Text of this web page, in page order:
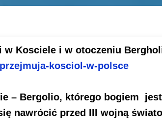
Kosciele i w otoczeniu
kosciol-w-polsce
– Bergolio, którego bogiem
nawrócić przed III wojną